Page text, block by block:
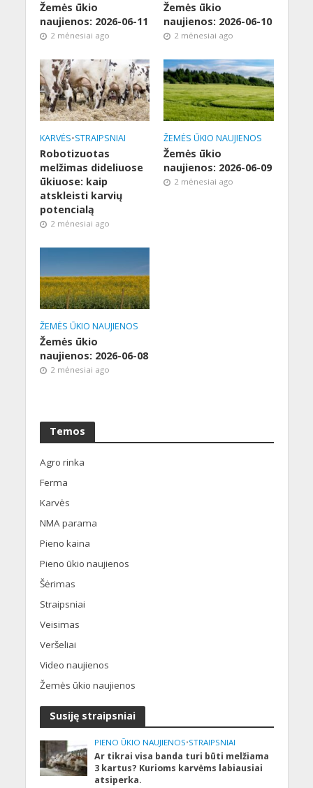
Žemės ūkio
naujienos: 2026-06-11
2 mėnesiai ago
Žemės ūkio
naujienos: 2026-06-10
2 mėnesiai ago
KARVĖS•STRAIPSNIAI
Robotizuotas
melžimas dideliuose
ūkiuose: kaip
atskleisti karvių
potencialą
2 mėnesiai ago
ŽEMĖS ŪKIO NAUJIENOS
Žemės ūkio
naujienos: 2026-06-09
2 mėnesiai ago
ŽEMĖS ŪKIO NAUJIENOS
Žemės ūkio
naujienos: 2026-06-08
2 mėnesiai ago
Temos
Agro rinka
Ferma
Karvės
NMA parama
Pieno kaina
Pieno ūkio naujienos
Šėrimas
Straipsniai
Veisimas
Veršeliai
Video naujienos
Žemės ūkio naujienos
Susiję straipsniai
PIENO ŪKIO NAUJIENOS•STRAIPSNIAI
Ar tikrai visa banda turi būti melžiama
3 kartus? Kurioms karvėms labiausiai
atsiperka.